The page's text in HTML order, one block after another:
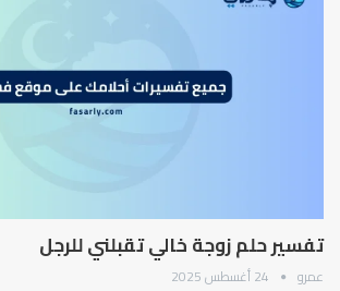
تفسير حلم زوجة خالي تقبلني للرجل
عمرو 24 أغسطس 2025